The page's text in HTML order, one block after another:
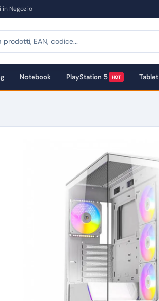
in Negozio
Notebook PlayStation 5 HOT Tablet